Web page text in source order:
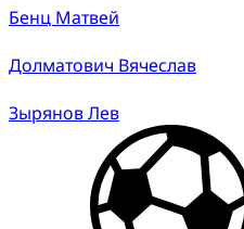
Бенц Матвей
Долматович Вячеслав
Зырянов Лев